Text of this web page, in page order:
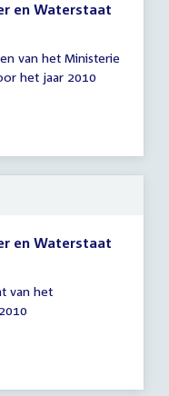
en Waterstaat
van het Ministerie
het jaar 2010
en Waterstaat
van het